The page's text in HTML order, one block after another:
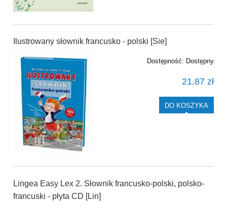
Ilustrowany słownik francusko - polski [Sie]
Dostępność: Dostępny
21,87 zł
DO KOSZYKA
Lingea Easy Lex 2. Słownik francusko-polski, polsko-
francuski - płyta CD [Lin]